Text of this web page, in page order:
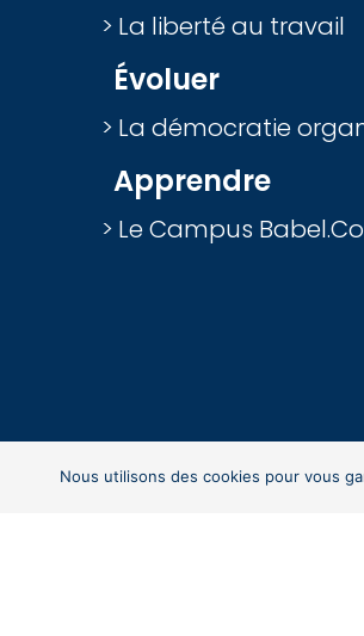
La liberté au travail
Évoluer
La démocratie
Apprendre
Le Campus
Nous utilisons des cookies pour vous